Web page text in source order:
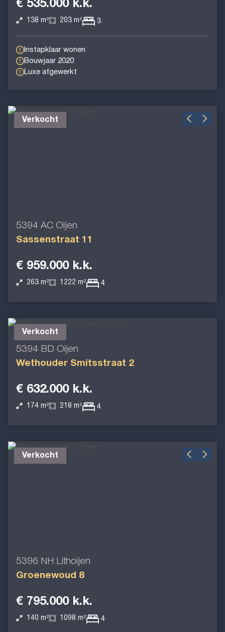
€ 535.000 k.k.
138 m² 203 m² 3
Instapklaar wonen
Bouwjaar 2020
Luxe afgewerkt
Verkocht
5394 AC Oijen
Sassenstraat 11
€ 959.000 k.k.
263 m² 1222 m² 4
Verkocht
5394 BD Oijen
Wethouder Smitsstraat 2
€ 632.000 k.k.
174 m² 218 m² 4
Verkocht
5396 NH Lithoijen
Groenewoud 8
€ 795.000 k.k.
140 m² 1098 m² 4